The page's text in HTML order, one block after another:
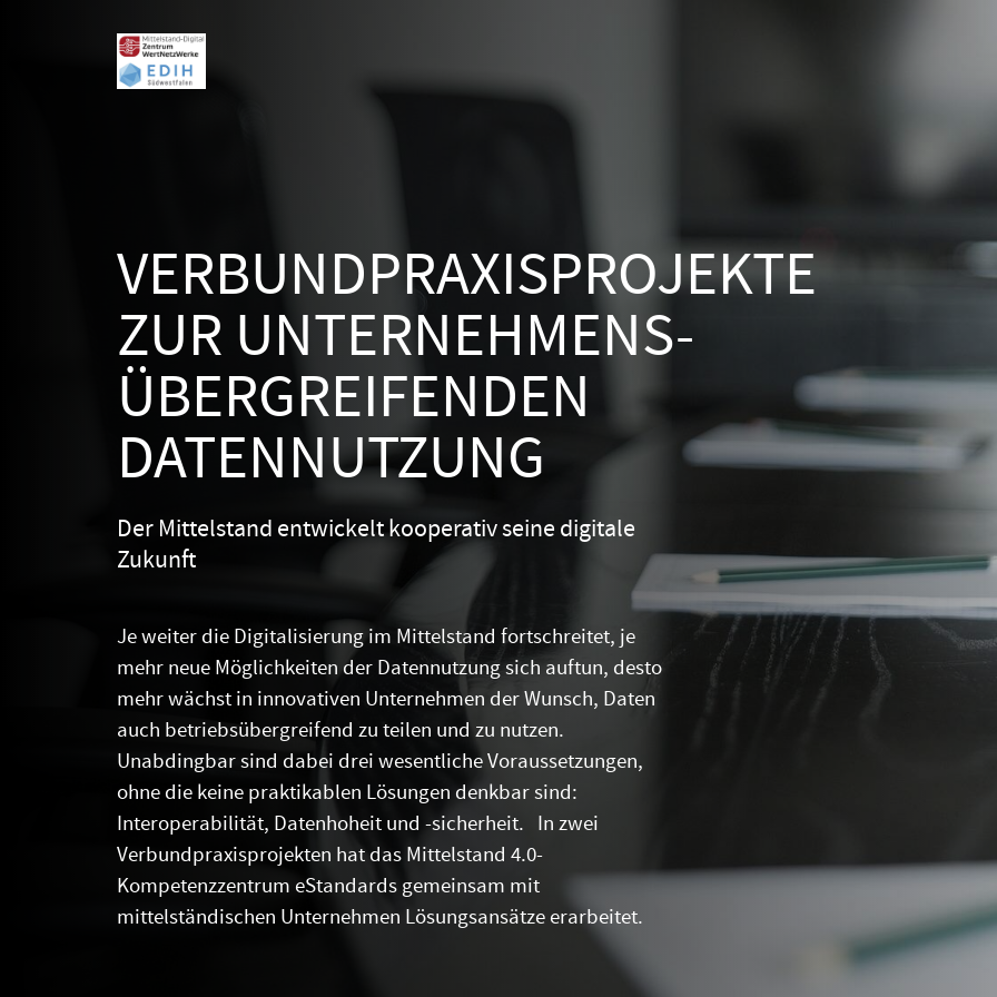
VERBUNDPRAXISPROJEKTE
ZUR UNTERNEHMENS-
ÜBERGREIFENDEN
DATENNUTZUNG
Der Mittelstand entwickelt kooperativ seine digitale
Zukunft
Je weiter die Digitalisierung im Mittelstand fortschreitet, je
mehr neue Möglichkeiten der Datennutzung sich auftun, desto
mehr wächst in innovativen Unternehmen der Wunsch, Daten
auch betriebsübergreifend zu teilen und zu nutzen.
Unabdingbar sind dabei drei wesentliche Voraussetzungen,
ohne die keine praktikablen Lösungen denkbar sind:
Interoperabilität, Datenhoheit und -sicherheit. In zwei
Verbundpraxisprojekten hat das Mittelstand 4.0-
Kompetenzzentrum eStandards gemeinsam mit
mittelständischen Unternehmen Lösungsansätze erarbeitet.